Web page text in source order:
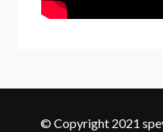
© Copyright 2021